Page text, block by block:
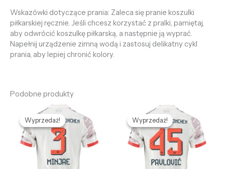
Wskazówki dotyczące prania: Zaleca się pranie koszulki
piłkarskiej ręcznie. Jeśli chcesz korzystać z pralki, pamiętaj,
aby odwrócić koszulkę piłkarską, a następnie ją wyprać.
Napełnij urządzenie zimną wodą i zastosuj delikatny cykl
prania, aby lepiej chronić kolory.
Podobne produkty
Wyprzedaż!
Wyprzedaż!
Pierwotna
cena
wynosiła:
478,69 zł.
Aktualna
cena
wynosi:
128,65 zł.
Wyprzedaż!
Wyprzedaż!
Pierwotna
cena
wynosiła:
478,69 zł.
Aktualna
cena
wynosi:
128,65 zł.